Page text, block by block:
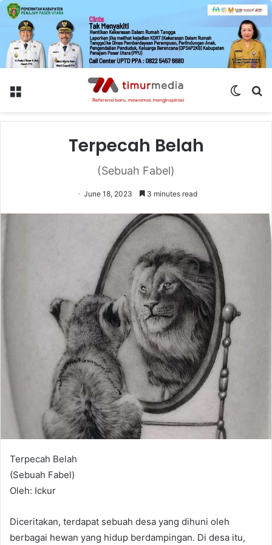
Menu
Switch
Terpecah Belah
(Sebuah Fabel)
June 18, 2023 3 minutes read
Terpecah Belah
(Sebuah Fabel)
Oleh: Ickur
Diceritakan, terdapat sebuah desa yang dihuni oleh
berbagai hewan yang hidup berdampingan. Di desa itu,